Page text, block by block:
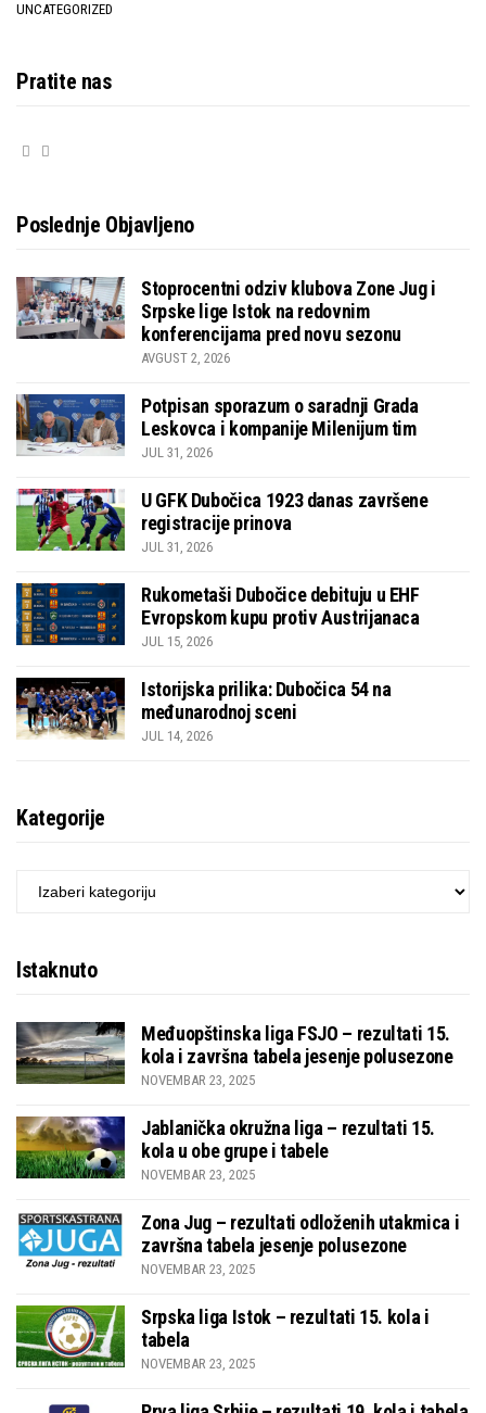
UNCATEGORIZED
Pratite nas
Poslednje Objavljeno
Stoprocentni odziv klubova Zone Jug i
Srpske lige Istok na redovnim
konferencijama pred novu sezonu
AVGUST 2, 2026
Potpisan sporazum o saradnji Grada
Leskovca i kompanije Milenijum tim
JUL 31, 2026
U GFK Dubočica 1923 danas završene
registracije prinova
JUL 31, 2026
Rukometaši Dubočice debituju u EHF
Evropskom kupu protiv Austrijanaca
JUL 15, 2026
Istorijska prilika: Dubočica 54 na
međunarodnoj sceni
JUL 14, 2026
Kategorije
KATEGORIJE
Istaknuto
Međuopštinska liga FSJO – rezultati 15.
kola i završna tabela jesenje polusezone
NOVEMBAR 23, 2025
Jablanička okružna liga – rezultati 15.
kola u obe grupe i tabele
NOVEMBAR 23, 2025
Zona Jug – rezultati odloženih utakmica i
završna tabela jesenje polusezone
NOVEMBAR 23, 2025
Srpska liga Istok – rezultati 15. kola i
tabela
NOVEMBAR 23, 2025